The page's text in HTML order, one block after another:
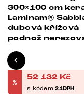
300×100 cm
Laminam®
dubová křížová
podnož
%
52 132 Kč
s kódem21DPH